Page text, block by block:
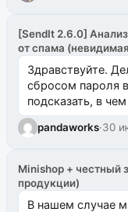
[SendIt 2.6.0]
от спама
Здравствуйте.
сбросом пароля
подсказать, в
одноименном
pandaworks·30
Minishop + честный
продукции)
В нашем случае